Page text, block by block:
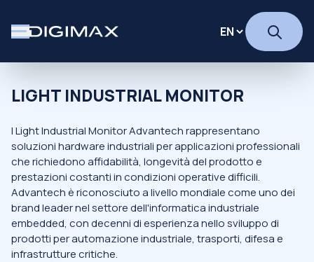
LIGHT INDUSTRIAL MONITOR
I Light Industrial Monitor Advantech rappresentano
soluzioni hardware industriali per applicazioni professionali
che richiedono affidabilità, longevità del prodotto e
prestazioni costanti in condizioni operative difficili.
Advantech è riconosciuto a livello mondiale come uno dei
brand leader nel settore dell'informatica industriale
embedded, con decenni di esperienza nello sviluppo di
prodotti per automazione industriale, trasporti, difesa e
infrastrutture critiche.